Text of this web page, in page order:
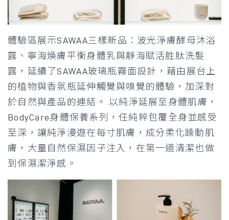
體驗區展示SAWAA三樣新品：波光淨膚酵母沐浴
露、寧海煥膚平衡身體乳與靜海賦活胜肽洗髮
露，延續了SAWAA玻璃瓶霧面設計，藉由展台上
的植物與香氛瓶延伸觸覺與嗅覺的體驗，加深對
於自然與產品的連結。 以純淨延展至身體肌膚，
BodyCare身體保養系列，任純粹包覆全身並感受
至深，讓純淨漫遊在每寸肌膚，成分柔化躁動肌
膚，大量自然保濕因子注入，在第一道清潔也做
到保濕潔淨感。